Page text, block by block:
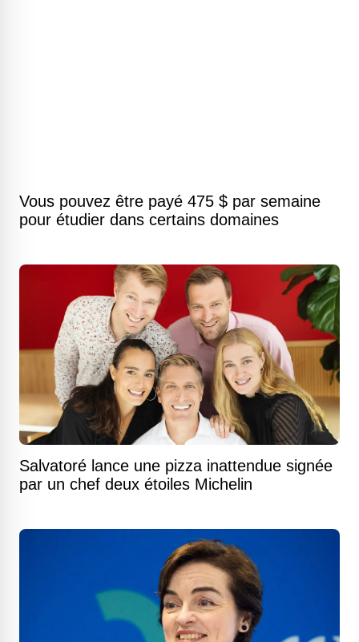
Vous pouvez être payé 475 $ par semaine
pour étudier dans certains domaines
Salvatoré lance une pizza inattendue signée
par un chef deux étoiles Michelin